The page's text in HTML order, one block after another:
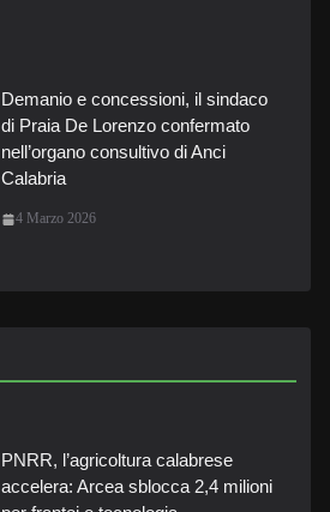
Demanio e concessioni, il sindaco
di Praia De Lorenzo confermato
nell’organo consultivo di Anci
Calabria
4 Marzo 2026
PNRR, l’agricoltura calabrese
accelera: Arcea sblocca 2,4 milioni